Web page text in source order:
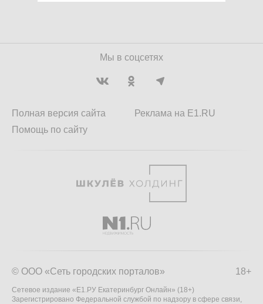
Мы в соцсетях
Полная версия сайта
Помощь по сайту
Реклама на E1.RU
18+
© ООО «Сеть городских порталов»
Сетевое издание «Е1.РУ Екатеринбург Онлайн» (18+)
Зарегистрировано Федеральной службой по надзору в сфере связи,